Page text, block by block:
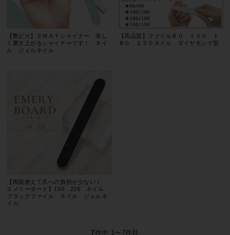
【艶ピカ】２ＷＡＹシャイナー 美し
く磨き上がるシャイナーです！ ネイ
ル ジェルネイル
【高品質】ファイル８０ １００ １
８０ １５０ネイル ダイヤモンド型
【両面使えて爪への負担が少ない！
エメリーボード】150 220 ネイル
ブラックファイル ネイル ジェルネ
イル
7件中 1〜7件目